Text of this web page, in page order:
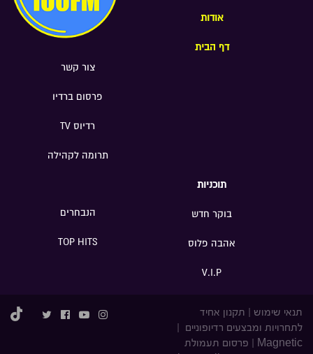
אודות
דף הבית
צור קשר
פרסום ברדיו
רדיוס TV
תרומה לקהילה
תוכניות
בוקר חדש
אהבה פלוס
V.I.P
הנבחרים
TOP HITS
תנאי שימוש
תקנון אחיד
לתחרויות ומבצעים רדיופוניים
Magnetic
פרסום תעמולת